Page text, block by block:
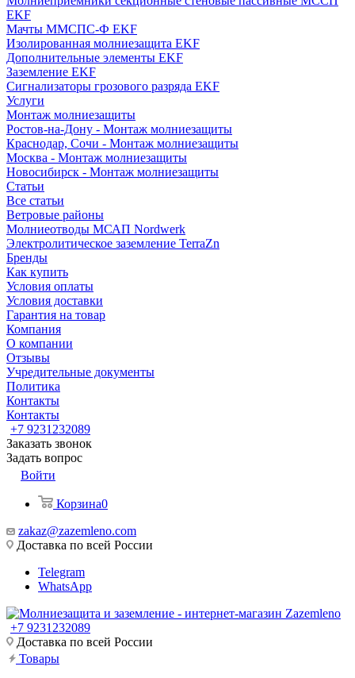
EKF
Мачты ММСПС-Ф EKF
Изолированная молниезащита EKF
Дополнительные элементы EKF
Заземление EKF
Сигнализаторы грозового разряда EKF
Услуги
Монтаж молниезащиты
Ростов-на-Дону - Монтаж молниезащиты
Краснодар, Сочи - Монтаж молниезащиты
Москва - Монтаж молниезащиты
Новосибирск - Монтаж молниезащиты
Статьи
Все статьи
Ветровые районы
Молниеотводы МСАП Nordwerk
Электролитическое заземление TerraZn
Бренды
Как купить
Условия оплаты
Условия доставки
Гарантия на товар
Компания
О компании
Отзывы
Учредительные документы
Политика
Контакты
Контакты
+7 9231232089
Заказать звонок
Задать вопрос
Войти
Корзина0
zakaz@zazemleno.com
Доставка по всей России
Telegram
WhatsApp
+7 9231232089
Доставка по всей России
Товары